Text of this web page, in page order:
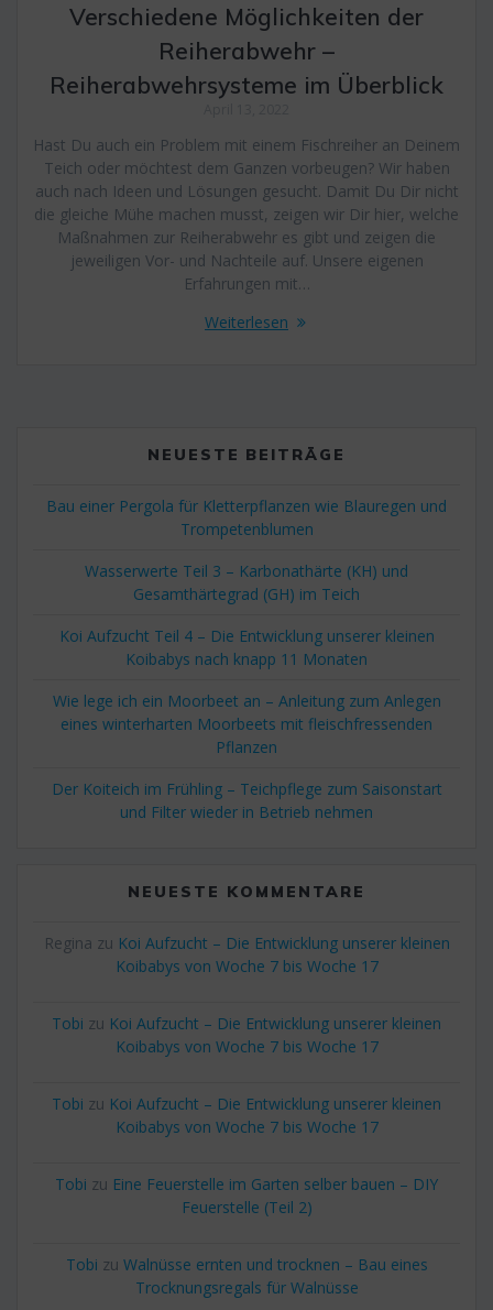
Verschiedene Möglichkeiten der
Reiherabwehr –
Reiherabwehrsysteme im Überblick
Hast Du auch ein Problem mit einem Fischreiher an Deinem
Teich oder möchtest dem Ganzen vorbeugen? Wir haben
auch nach Ideen und Lösungen gesucht. Damit Du Dir nicht
die gleiche Mühe machen musst, zeigen wir Dir hier, welche
Maßnahmen zur Reiherabwehr es gibt und zeigen die
jeweiligen Vor- und Nachteile auf. Unsere eigenen
Erfahrungen mit…
Weiterlesen
NEUESTE BEITRÄGE
Bau einer Pergola für Kletterpflanzen wie Blauregen und
Trompetenblumen
Wasserwerte Teil 3 – Karbonathärte (KH) und
Gesamthärtegrad (GH) im Teich
Koi Aufzucht Teil 4 – Die Entwicklung unserer kleinen
Koibabys nach knapp 11 Monaten
Wie lege ich ein Moorbeet an – Anleitung zum Anlegen
eines winterharten Moorbeets mit fleischfressenden
Pflanzen
Der Koiteich im Frühling – Teichpflege zum Saisonstart
und Filter wieder in Betrieb nehmen
NEUESTE KOMMENTARE
Regina zu Koi Aufzucht – Die Entwicklung unserer kleinen
Koibabys von Woche 7 bis Woche 17
Tobi zu Koi Aufzucht – Die Entwicklung unserer kleinen
Koibabys von Woche 7 bis Woche 17
Tobi zu Koi Aufzucht – Die Entwicklung unserer kleinen
Koibabys von Woche 7 bis Woche 17
Tobi zu Eine Feuerstelle im Garten selber bauen – DIY
Feuerstelle (Teil 2)
Tobi zu Walnüsse ernten und trocknen – Bau eines
Trocknungsregals für Walnüsse